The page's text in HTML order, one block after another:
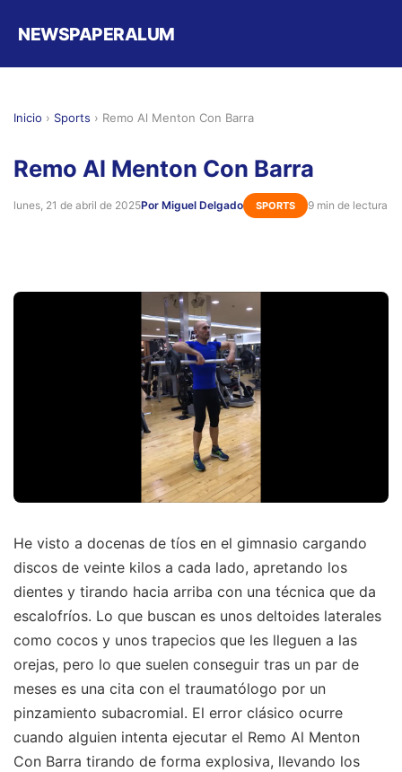
NEWSPAPERALUM
Inicio › Sports › Remo Al Menton Con Barra
Remo Al Menton Con Barra
lunes, 21 de abril de 2025Por Miguel Delgado SPORTS 9 min de lectura
He visto a docenas de tíos en el gimnasio cargando
discos de veinte kilos a cada lado, apretando los
dientes y tirando hacia arriba con una técnica que da
escalofríos. Lo que buscan es unos deltoides laterales
como cocos y unos trapecios que les lleguen a las
orejas, pero lo que suelen conseguir tras un par de
meses es una cita con el traumatólogo por un
pinzamiento subacromial. El error clásico ocurre
cuando alguien intenta ejecutar el Remo Al Menton
Con Barra tirando de forma explosiva, llevando los